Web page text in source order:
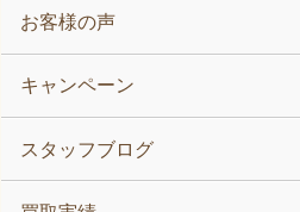
お客様の声
キャンペーン
スタッフブログ